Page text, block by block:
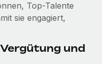
Top-Talente
sie engagiert,
und